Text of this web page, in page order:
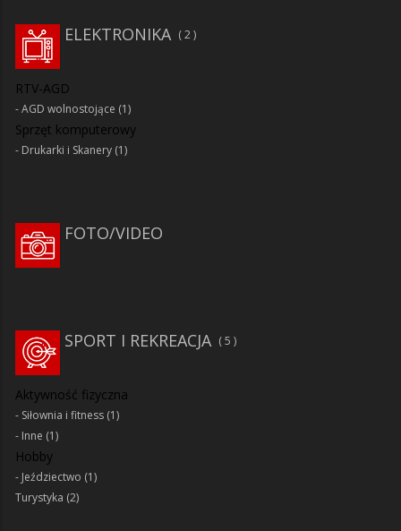
2
ELEKTRONIKA
RTV-AGD
AGD wolnostojące (1)
Sprzęt komputerowy
Drukarki i Skanery (1)
FOTO/VIDEO
SPORT I REKREACJA 5
Aktywność fizyczna
Siłownia i fitness (1)
Inne (1)
Hobby
Jeździectwo (1)
Turystyka (2)